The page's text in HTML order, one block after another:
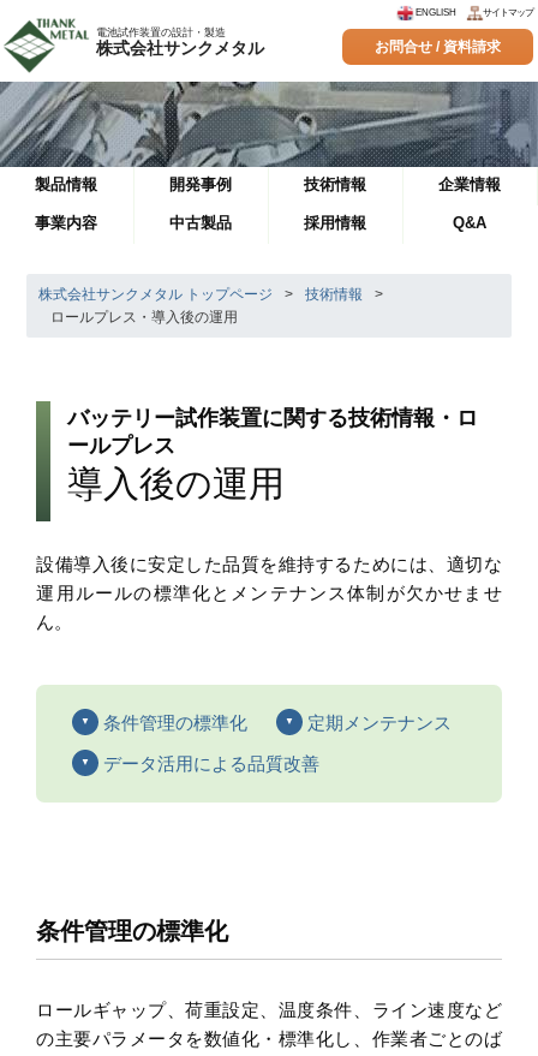
電池試作装置の設計・製造
株式会社サンクメタル
ENGLISH サイトマップ
お問合せ / 資料請求
製品情報 開発事例 技術情報 企業情報
事業内容 中古製品 採用情報 Q&A
株式会社サンクメタル トップページ > 技術情報
>
ロールプレス・導入後の運用
バッテリー試作装置に関する技術情報・ロ
ールプレス
導入後の運用
設備導入後に安定した品質を維持するためには、適切な
運用ルールの標準化とメンテナンス体制が欠かせませ
ん。
条件管理の標準化 定期メンテナンス
データ活用による品質改善
条件管理の標準化
ロールギャップ、荷重設定、温度条件、ライン速度など
の主要パラメータを数値化・標準化し、作業者ごとのば